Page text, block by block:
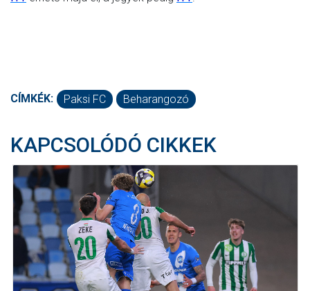
CÍMKÉK: Paksi FC Beharangozó
KAPCSOLÓDÓ CIKKEK